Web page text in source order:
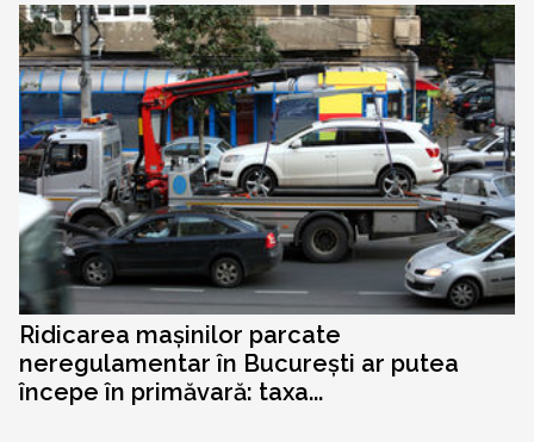
Ridicarea mașinilor parcate
neregulamentar în București ar putea
începe în primăvară: taxa...